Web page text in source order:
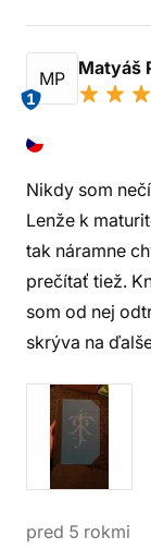
MP
1
Matyáš
Nikdy som
Lenže k
tak náramne
prečítať tiež.
som od nej
skrýva na
pred 5 rokmi